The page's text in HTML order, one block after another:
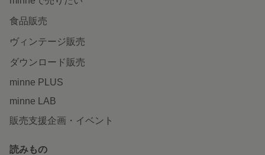
食品販売
ヴィンテージ販売
ダウンロード販売
minne PLUS
minne LAB
販売支援企画・イベント
読みもの